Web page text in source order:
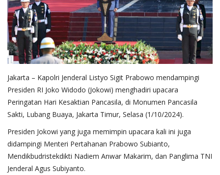
Jakarta – Kapolri Jenderal Listyo Sigit Prabowo mendampingi
Presiden RI Joko Widodo (Jokowi) menghadiri upacara
Peringatan Hari Kesaktian Pancasila, di Monumen Pancasila
Sakti, Lubang Buaya, Jakarta Timur, Selasa (1/10/2024).
Presiden Jokowi yang juga memimpin upacara kali ini juga
didampingi Menteri Pertahanan Prabowo Subianto,
Mendikbudristekdikti Nadiem Anwar Makarim, dan Panglima TNI
Jenderal Agus Subiyanto.